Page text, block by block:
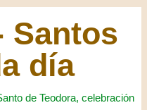
Santos
día
de Teodora, celebración